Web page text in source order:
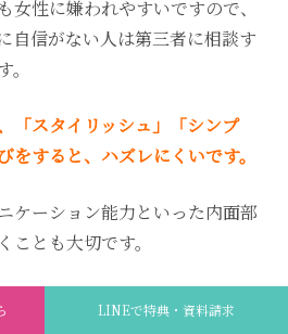
LINEで特典・資料請求
女性に嫌われやすいですので、
自信がない人は第三者に相談す
「スタイリッシュ」「シンプ
をすると、ハズレにくいです。
ケーション能力といった内面部
とも大切です。
く影響を与えるものですが、内